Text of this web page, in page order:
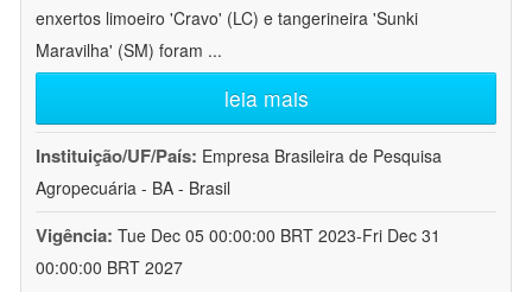
enxertos limoeiro 'Cravo' (LC) e tangerineira 'Sunki
Maravilha' (SM) foram ...
leia mais
Instituição/UF/País: Empresa Brasileira de Pesquisa
Agropecuária - BA - Brasil
Vigência: Tue Dec 05 00:00:00 BRT 2023-Fri Dec 31
00:00:00 BRT 2027